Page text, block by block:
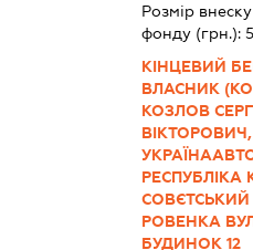
Розмір
фонду (грн.):
КІНЦЕВИЙ
ВЛАСНИК
КОЗЛОВ
ВІКТОРОВИЧ,
РЕСПУБЛІКА
РОВЕНКА
БУДИНОК 12